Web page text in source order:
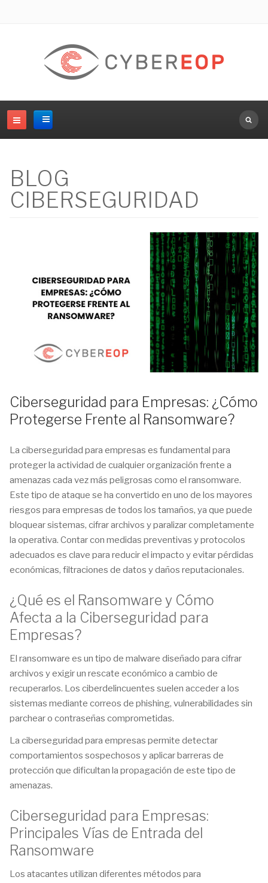
BLOG
CIBERSEGURIDAD
Ciberseguridad para Empresas: ¿Cómo
Protegerse Frente al Ransomware?
La ciberseguridad para empresas es fundamental para
proteger la actividad de cualquier organización frente a
amenazas cada vez más peligrosas como el ransomware.
Este tipo de ataque se ha convertido en uno de los mayores
riesgos para empresas de todos los tamaños, ya que puede
bloquear sistemas, cifrar archivos y paralizar completamente
la operativa. Contar con medidas preventivas y protocolos
adecuados es clave para reducir el impacto y evitar pérdidas
económicas, filtraciones de datos y daños reputacionales.
¿Qué es el Ransomware y Cómo
Afecta a la Ciberseguridad para
Empresas?
El ransomware es un tipo de malware diseñado para cifrar
archivos y exigir un rescate económico a cambio de
recuperarlos. Los ciberdelincuentes suelen acceder a los
sistemas mediante correos de phishing, vulnerabilidades sin
parchear o contraseñas comprometidas.
La ciberseguridad para empresas permite detectar
comportamientos sospechosos y aplicar barreras de
protección que dificultan la propagación de este tipo de
amenazas.
Ciberseguridad para Empresas:
Principales Vías de Entrada del
Ransomware
Los atacantes utilizan diferentes métodos para